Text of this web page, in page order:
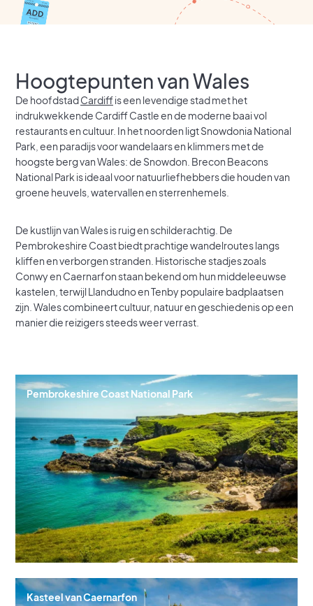
Hoogtepunten van Wales
De hoofdstadCardiffis een levendige stad met het
indrukwekkende Cardiff Castle en de moderne baai vol
restaurants en cultuur. In het noorden ligt Snowdonia National
Park, een paradijs voor wandelaars en klimmers met de
hoogste berg van Wales: de Snowdon. Brecon Beacons
National Park is ideaal voor natuurliefhebbers die houden van
groene heuvels, watervallen en sterrenhemels.
De kustlijn van Wales is ruig en schilderachtig. De
Pembrokeshire Coast biedt prachtige wandelroutes langs
kliffen en verborgen stranden. Historische stadjes zoals
Conwy en Caernarfon staan bekend om hun middeleeuwse
kastelen, terwijl Llandudno en Tenby populaire badplaatsen
zijn. Wales combineert cultuur, natuur en geschiedenis op een
manier die reizigers steeds weer verrast.
Pembrokeshire Coast National Park
Kasteel van Caernarfon